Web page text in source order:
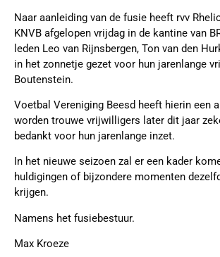
Naar aanleiding van de fusie heeft rvv
KNVB afgelopen vrijdag in de kantine van
leden Leo van Rijnsbergen, Ton van den
in het zonnetje gezet voor hun jarenlange
Boutenstein.
Voetbal Vereniging Beesd heeft hierin een
worden trouwe vrijwilligers later dit jaar
bedankt voor hun jarenlange inzet.
In het nieuwe seizoen zal er een kader
huldigingen of bijzondere momenten
krijgen.
Namens het fusiebestuur.
Max Kroeze